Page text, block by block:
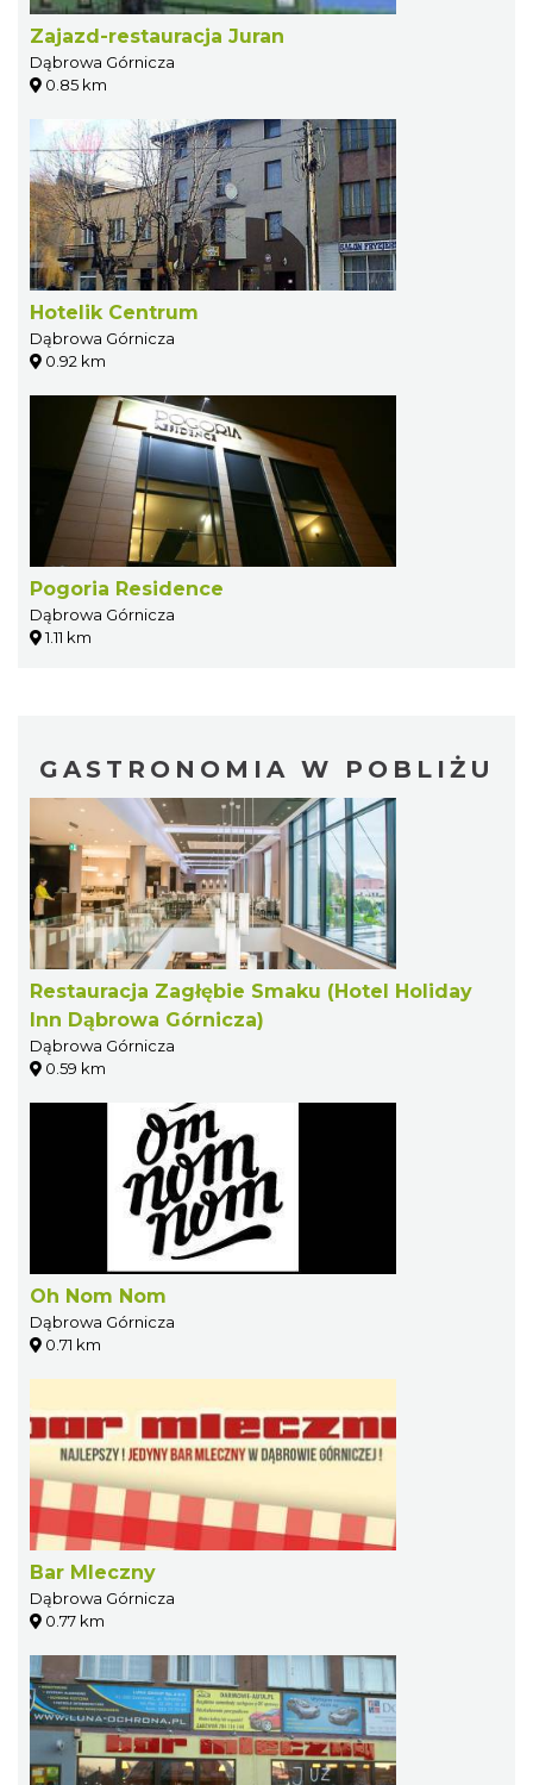
Zajazd-restauracja Juran
Dąbrowa Górnicza
0.85 km
Hotelik Centrum
Dąbrowa Górnicza
0.92 km
Pogoria Residence
Dąbrowa Górnicza
1.11 km
GASTRONOMIA W POBLIŻU
Restauracja Zagłębie Smaku (Hotel Holiday
Inn Dąbrowa Górnicza)
Dąbrowa Górnicza
0.59 km
Oh Nom Nom
Dąbrowa Górnicza
0.71 km
Bar Mleczny
Dąbrowa Górnicza
0.77 km